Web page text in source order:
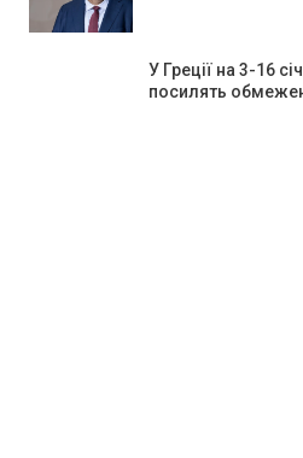
У Греції на 3-16
посилять